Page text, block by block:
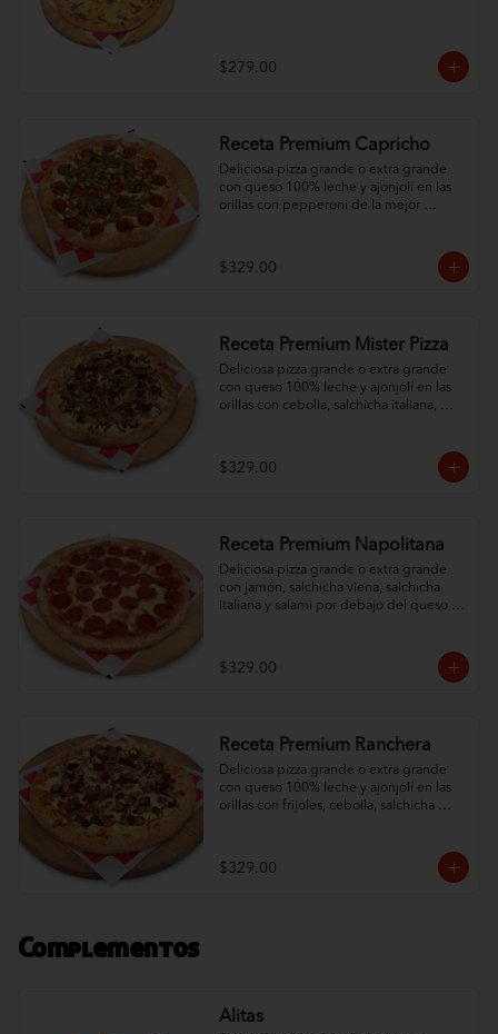
$279.00
Receta Premium Capricho
Deliciosa pizza grande o extra grande
con queso 100% leche y ajonjolí en las
orillas con pepperoni de la mejor
$329.00
Receta Premium Mister Pizza
Deliciosa pizza grande o extra grande
con queso 100% leche y ajonjolí en las
orillas con cebolla, salchicha italiana,
$329.00
Receta Premium Napolitana
Deliciosa pizza grande o extra grande
con jamón, salchicha viena, salchicha
italiana y salami por debajo del queso
$329.00
Receta Premium Ranchera
Deliciosa pizza grande o extra grande
con queso 100% leche y ajonjolí en las
orillas con frijoles, cebolla, salchicha
$329.00
Complementos
Alitas